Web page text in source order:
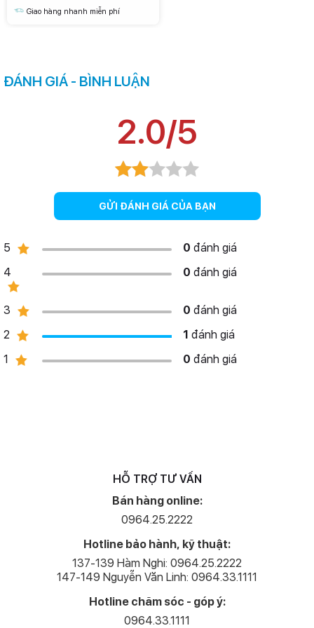
Cùng với khả năng xử lý hình ảnh thông minh nhờ sự nâng cấp thuật
toán trên chipset, giúp máy có thể xử lý màu sắc trung thực hơn hay
Giao hàng nhanh miễn phí
ĐÁNH GIÁ - BÌNH LUẬN
2.0/5
GỬI ĐÁNH GIÁ CỦA BẠN
5 0 đánh giá
4
0 đánh giá
3 0 đánh giá
2
1 đánh giá
1
0 đánh giá
HỖ TRỢ TƯ VẤN
Bán hàng online:
0964.25.2222
Hotline bảo hành, kỹ thuật:
137-139 Hàm Nghi: 0964.25.2222
147-149 Nguyễn Văn Linh: 0964.33.1111
Hotline chăm sóc - góp ý:
0964.33.1111